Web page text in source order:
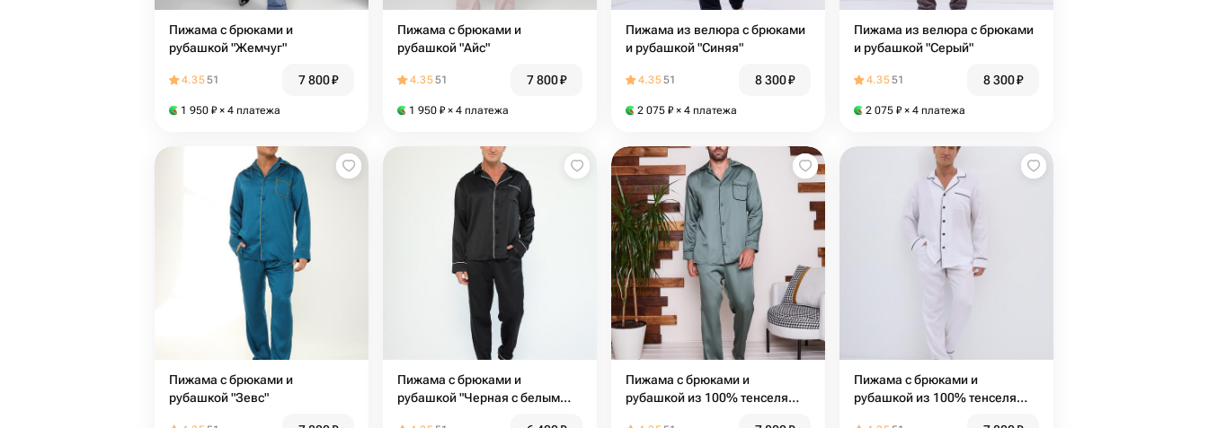
Пижама с брюками и
рубашкой "Жемчуг"
4.3551 7 800₽
1 950 ₽ × 4 платежа
Пижама с брюками и
рубашкой "Айс"
4.3551 7 800₽
1 950 ₽ × 4 платежа
Пижама из велюра с брюками
и рубашкой "Синяя"
4.3551 8 300₽
2 075 ₽ × 4 платежа
Пижама из велюра с брюками
и рубашкой "Серый"
4.3551 8 300₽
2 075 ₽ × 4 платежа
Пижама с брюками и
рубашкой "Зевс"
Пижама с брюками и
рубашкой "Черная с белым
Пижама с брюками и
рубашкой из 100% тенселя
Пижама с брюками и
рубашкой из 100% тенселя